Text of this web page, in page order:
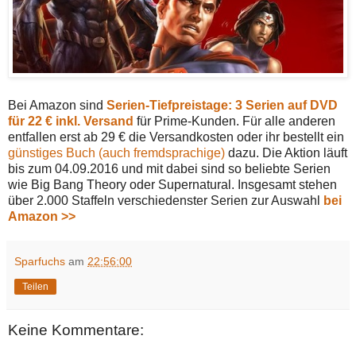
Bei Amazon sind Serien-Tiefpreistage: 3 Serien auf DVD
für 22 € inkl. Versand für Prime-Kunden. Für alle anderen
entfallen erst ab 29 € die Versandkosten oder ihr bestellt ein
günstiges Buch (auch fremdsprachige) dazu. Die Aktion läuft
bis zum 04.09.2016 und mit dabei sind so beliebte Serien
wie Big Bang Theory oder Supernatural. Insgesamt stehen
über 2.000 Staffeln verschiedenster Serien zur Auswahl
bei
Amazon >>
Sparfuchs am 22:56:00
Teilen
Keine Kommentare: